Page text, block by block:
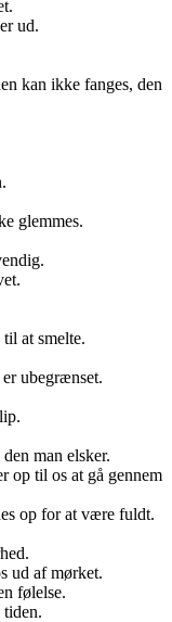
ud.
kan ikke fanges, den
glemmes.
at smelte.
ubegrænset.
man elsker.
op til os at gå gennem
op for at være fuldt.
ud af mørket.
følelse.